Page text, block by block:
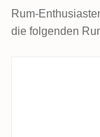
Rum-
die folgenden
New